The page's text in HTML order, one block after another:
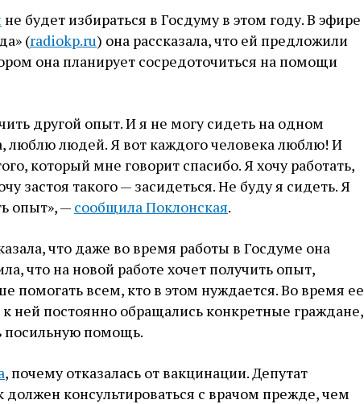
не будет избираться в Госдуму в этом году. В эфире
(radiokp.ru) она рассказала, что ей предложили
она планирует сосредоточиться на помощи
другой опыт. И я не могу сидеть на одном
люблю людей. Я вот каждого человека люблю! И
который мне говорит спасибо. Я хочу работать,
застоя такого — засидеться. Не буду я сидеть. Я
опыт», — сообщила Поклонская.
что даже во время работы в Госдуме она
что на новой работе хочет получить опыт,
помогать всем, кто в этом нуждается. Во время ее
ней постоянно обращались конкретные граждане,
посильную помощь.
, почему отказалась от вакцинации. Депутат
должен консультироваться с врачом прежде, чем